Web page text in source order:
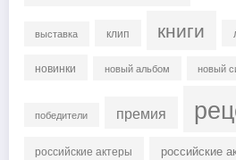
выставка клип книги
новинки новый альбом новый
победители премия
российские актеры российские